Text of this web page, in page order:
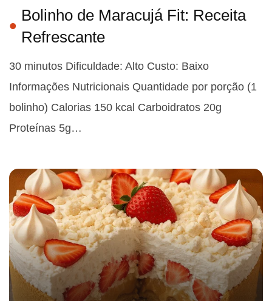
Bolinho de Maracujá Fit: Receita
Refrescante
30 minutos Dificuldade: Alto Custo: Baixo
Informações Nutricionais Quantidade por porção (1
bolinho) Calorias 150 kcal Carboidratos 20g
Proteínas 5g…